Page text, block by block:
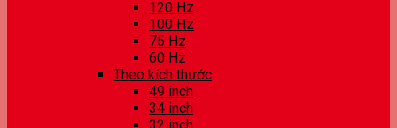
120 Hz
100 Hz
75 Hz
60 Hz
Theo kích thước
49 inch
34 inch